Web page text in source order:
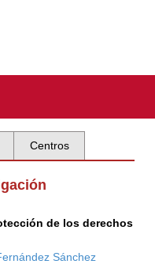
Centros
de los derechos
Sánchez